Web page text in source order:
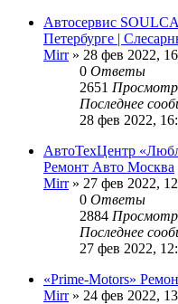
Автосервис
Петербурге |
Mirr» 28 фев 2022,
0 Ответы
2651
Последнее
28 фев 2022,
АвтоТехЦентр
Ремонт Авто Москва
Mirr» 27 фев 2022,
0 Ответы
2884
Последнее
27 фев 2022,
«Prime-Motors»
Mirr» 24 фев 2022,